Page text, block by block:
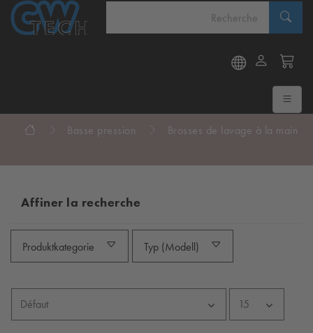
Basse pression Brosses de lavage à la main
Affiner la recherche
Produktkategorie Typ (Modell)